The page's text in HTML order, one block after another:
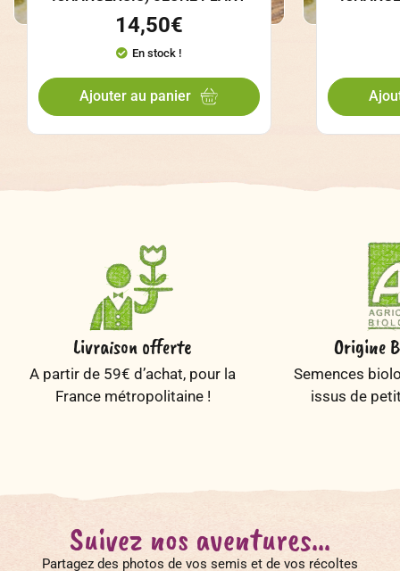
14,50€
En stock !
Ajouter au panier
Livraison offerte
A partir de 59€ d’achat, pour la
France métropolitaine !
Origine
Semences
issus de
Suivez nos aventures...
Partagez des photos de vos semis et de vos récoltes